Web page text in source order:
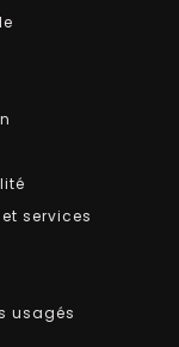
services
usagés